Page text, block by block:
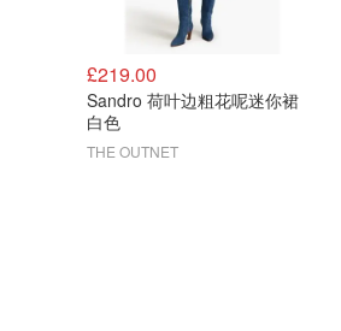
£219.00
Sandro 荷叶边粗花呢迷你裙
白色
THE OUTNET